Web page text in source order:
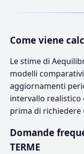
Come viene
Le stime di
modelli
aggiornamenti
intervallo
prima di richiedere
Domande
TERME